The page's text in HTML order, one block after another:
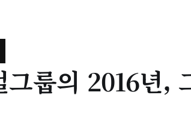
그룹의 2016년,